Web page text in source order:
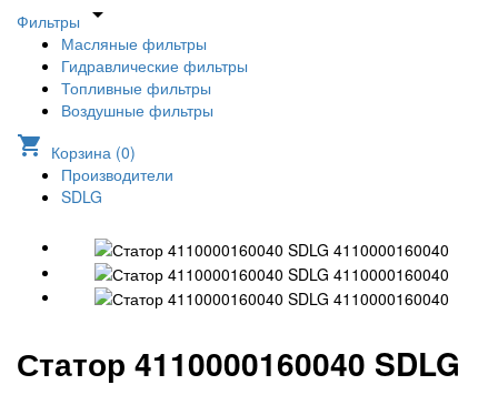
Фильтры arrow_drop_down
Масляные фильтры
Гидравлические фильтры
Топливные фильтры
Воздушные фильтры
shopping_cart Корзина (0)
Производители
SDLG
Статор 4110000160040 SDLG